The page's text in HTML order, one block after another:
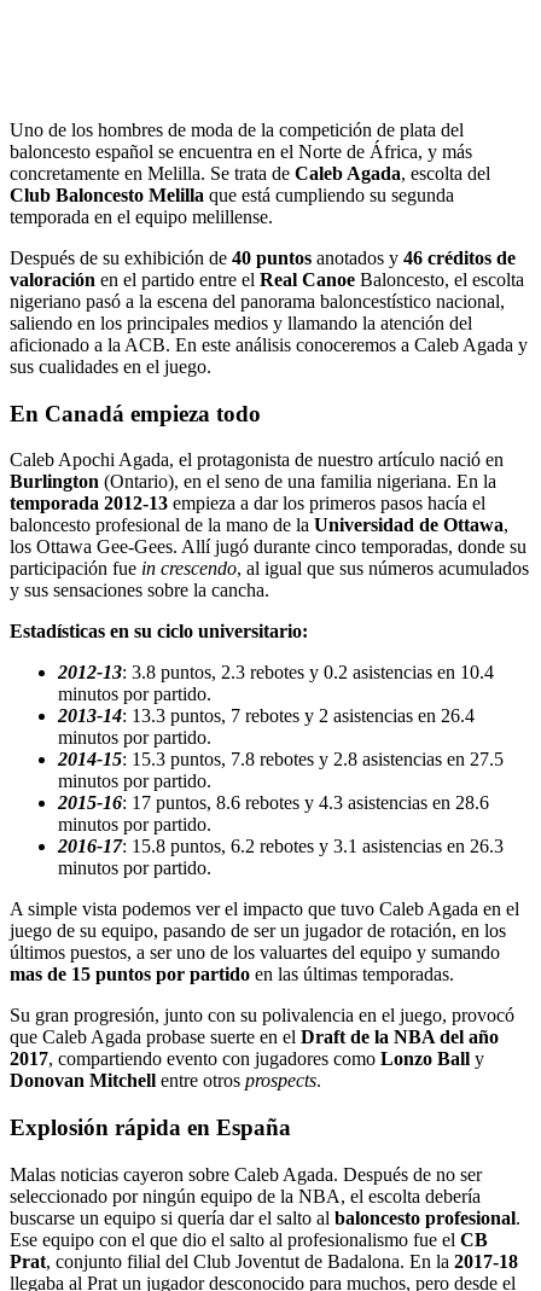
Uno de los hombres de moda de la competición de plata del
baloncesto español se encuentra en el Norte de África, y más
concretamente en Melilla. Se trata de Caleb Agada, escolta del
Club Baloncesto Melilla que está cumpliendo su segunda
temporada en el equipo melillense.
Después de su exhibición de 40 puntos anotados y 46 créditos de
valoración en el partido entre el Real Canoe Baloncesto, el escolta
nigeriano pasó a la escena del panorama baloncestístico nacional,
saliendo en los principales medios y llamando la atención del
aficionado a la ACB. En este análisis conoceremos a Caleb Agada y
sus cualidades en el juego.
En Canadá empieza todo
Caleb Apochi Agada, el protagonista de nuestro artículo nació en
Burlington (Ontario), en el seno de una familia nigeriana. En la
temporada 2012-13 empieza a dar los primeros pasos hacía el
baloncesto profesional de la mano de la Universidad de Ottawa,
los Ottawa Gee-Gees. Allí jugó durante cinco temporadas, donde su
participación fue in crescendo, al igual que sus números acumulados
y sus sensaciones sobre la cancha.
Estadísticas en su ciclo universitario:
2012-13: 3.8 puntos, 2.3 rebotes y 0.2 asistencias en 10.4
minutos por partido.
2013-14: 13.3 puntos, 7 rebotes y 2 asistencias en 26.4
minutos por partido.
2014-15: 15.3 puntos, 7.8 rebotes y 2.8 asistencias en 27.5
minutos por partido.
2015-16: 17 puntos, 8.6 rebotes y 4.3 asistencias en 28.6
minutos por partido.
2016-17: 15.8 puntos, 6.2 rebotes y 3.1 asistencias en 26.3
minutos por partido.
A simple vista podemos ver el impacto que tuvo Caleb Agada en el
juego de su equipo, pasando de ser un jugador de rotación, en los
últimos puestos, a ser uno de los valuartes del equipo y sumando
mas de 15 puntos por partido en las últimas temporadas.
Su gran progresión, junto con su polivalencia en el juego, provocó
que Caleb Agada probase suerte en el Draft de la NBA del año
2017, compartiendo evento con jugadores como Lonzo Ball y
Donovan Mitchell entre otros prospects.
Explosión rápida en España
Malas noticias cayeron sobre Caleb Agada. Después de no ser
seleccionado por ningún equipo de la NBA, el escolta debería
buscarse un equipo si quería dar el salto al baloncesto profesional.
Ese equipo con el que dio el salto al profesionalismo fue el CB
Prat, conjunto filial del Club Joventut de Badalona. En la 2017-18
llegaba al Prat un jugador desconocido para muchos, pero desde el